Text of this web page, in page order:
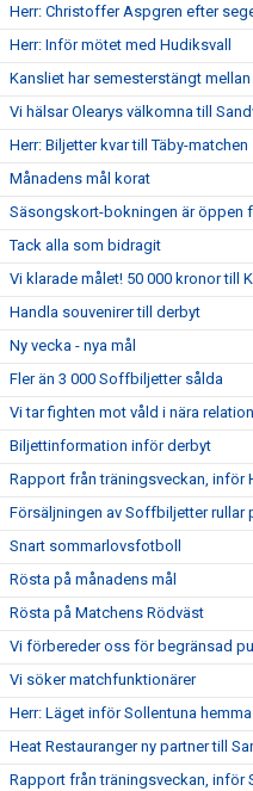
Herr: Christoffer Aspgren efter
Herr: Inför mötet med Hudiksvall
Kansliet har semesterstängt mellan
Vi hälsar Olearys välkomna till
Herr: Biljetter kvar till Täby-matchen
Månadens mål korat
Säsongskort-bokningen är öppen
Tack alla som bidragit
Vi klarade målet! 50 000 kronor till
Handla souvenirer till derbyt
Ny vecka - nya mål
Fler än 3 000 Soffbiljetter sålda
Vi tar fighten mot våld i nära
Biljettinformation inför derbyt
Rapport från träningsveckan, inför
Försäljningen av Soffbiljetter rullar
Snart sommarlovsfotboll
Rösta på månadens mål
Rösta på Matchens Rödväst
Vi förbereder oss för begränsad
Vi söker matchfunktionärer
Herr: Läget inför Sollentuna hemma
Heat Restauranger ny partner till
Rapport från träningsveckan, inför